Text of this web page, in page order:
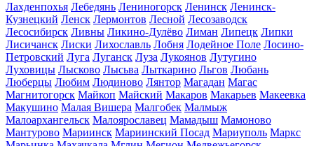
Лахденпохья Лебедянь Лениногорск Ленинск Ленинск-
Кузнецкий Ленск Лермонтов Лесной Лесозаводск
Лесосибирск Ливны Ликино-Дулёво Лиман Липецк Липки
Лисичанск Лиски Лихославль Лобня Лодейное Поле Лосино-
Петровский Луга Луганск Луза Лукоянов Лутугино
Луховицы Лысково Лысьва Лыткарино Льгов Любань
Люберцы Любим Людиново Лянтор Магадан Магас
Магнитогорск Майкоп Майский Макаров Макарьев Макеевка
Макушино Малая Вишера Малгобек Малмыж
Малоархангельск Малоярославец Мамадыш Мамоново
Мантурово Мариинск Мариинский Посад Мариуполь Маркс